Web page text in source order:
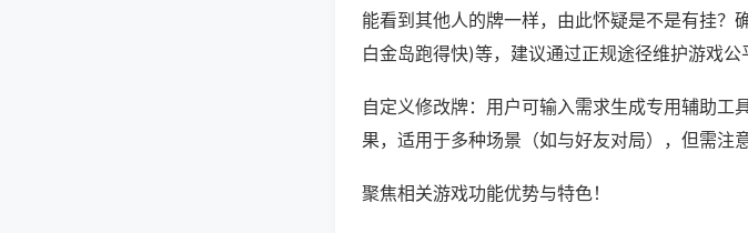
能看到其他人的牌一样，由此怀疑是不是有挂？
白金岛跑得快)等，建议通过正规途径维护游戏公
自定义修改牌：用户可输入需求生成专用辅助工
果，适用于多种场景（如与好友对局），但需注
聚焦相关游戏功能优势与特色！